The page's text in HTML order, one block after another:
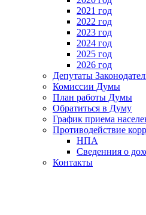
2021 год
2022 год
2023 год
2024 год
2025 год
2026 год
Депутаты
Комиссии Думы
План работы Думы
Обратиться в Думу
График приема
Противодействие
НПА
Сведенния о
Контакты